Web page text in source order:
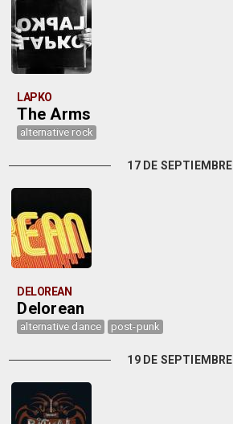
LAPKO
The Arms
alternative rock
17 DE SEPTIEMBRE
DELOREAN
Delorean
alternative dance post-punk
19 DE SEPTIEMBRE